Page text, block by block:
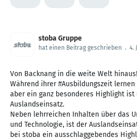
stoba Gruppe
hat einen Beitrag geschrieben . 4.
Von Backnang in die weite Welt
Während ihrer #Ausbildungszeit
aber ein ganz besonderes Highlight
Auslandseinsatz.
Neben lehrreichen Inhalten über das
und Technologie, ist der
bei stoba ein ausschlaggebendes